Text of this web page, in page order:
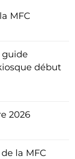
MFC
guide
début
2026
la MFC